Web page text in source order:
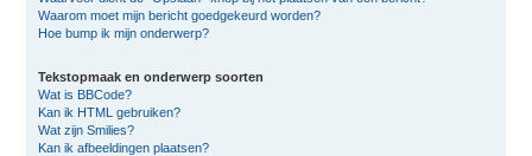
Waarom moet mijn bericht goedgekeurd worden?
Hoe bump ik mijn onderwerp?
Tekstopmaak en onderwerp soorten
Wat is BBCode?
Kan ik HTML gebruiken?
Wat zijn Smilies?
Kan ik afbeeldingen plaatsen?